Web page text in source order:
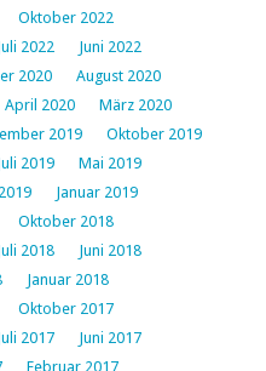
Oktober 2022
2022
Juni 2022
2020
August 2020
April 2020
März 2020
2019
Oktober 2019
2019
Mai 2019
Januar 2019
Oktober 2018
2018
Juni 2018
Januar 2018
Oktober 2017
2017
Juni 2017
Februar 2017